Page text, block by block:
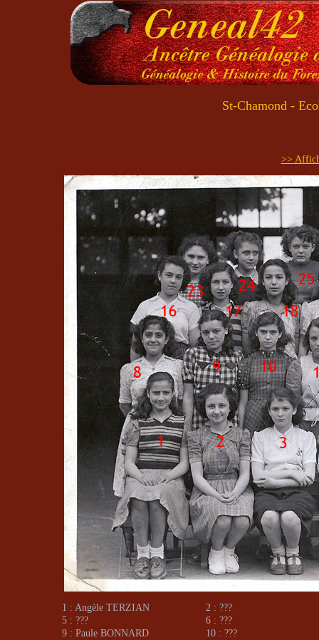
St-Chamond -
>>
1 : Angèle TERZIAN
2 : ???
5 : ???
6 : ???
9 : Paule BONNARD
10 : ???